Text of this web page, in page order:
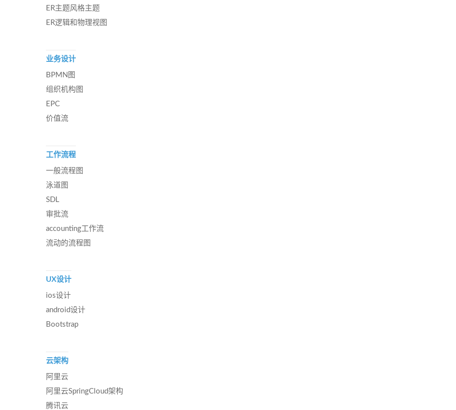
ER主题风格主题
ER逻辑和物理视图
业务设计
BPMN图
组织机构图
EPC
价值流
工作流程
一般流程图
泳道图
SDL
审批流
accounting工作流
流动的流程图
UX设计
ios设计
android设计
Bootstrap
云架构
阿里云
阿里云SpringCloud架构
腾讯云